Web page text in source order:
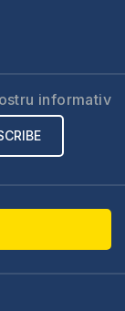
informativ